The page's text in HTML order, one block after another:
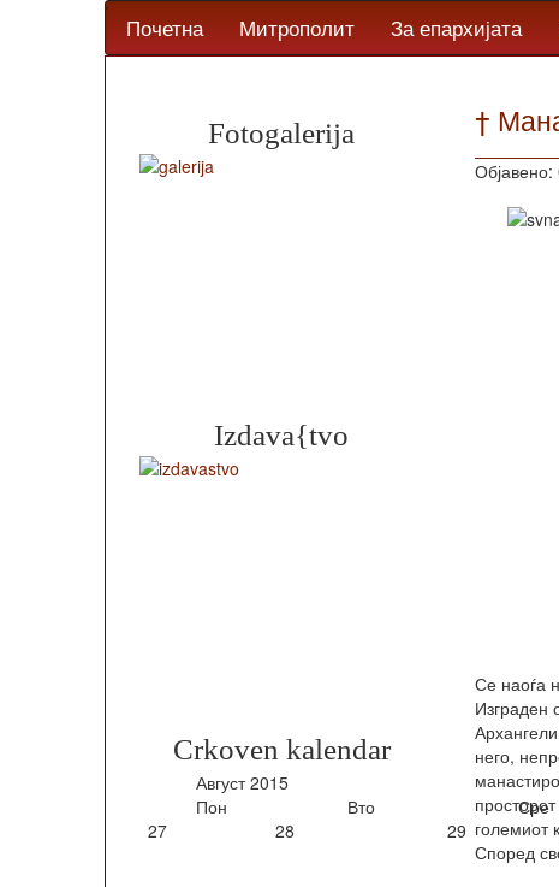
Почетна Митрополит За епархијата
†
Се наоѓа
Изграден
него,
големиот
Според
Fotogalerija
Izdava{tvo
Crkoven kalendar
Август 2015
Пон
Вто Сре
27
28 29